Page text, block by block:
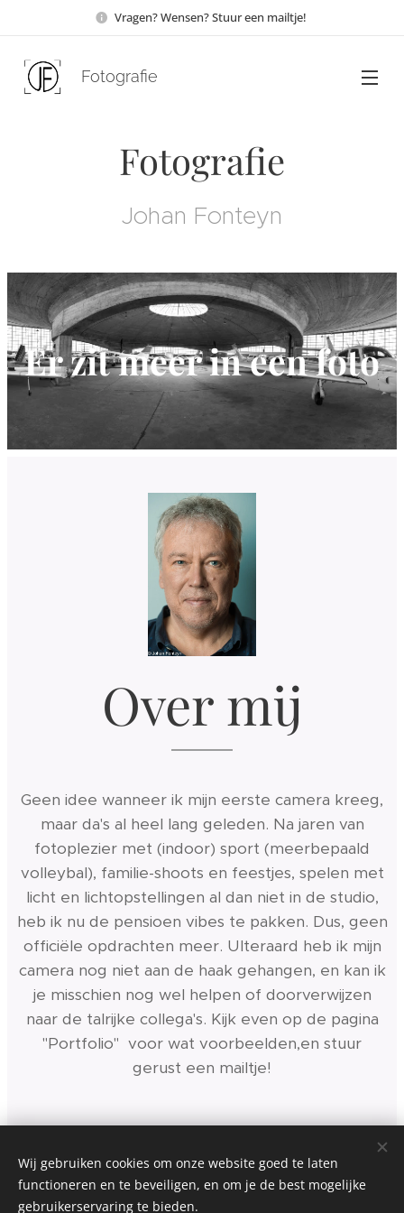
Vragen? Wensen? Stuur een mailtje!
Fotografie
Fotografie
Johan Fonteyn
Er zit meer in een foto
Over mij
Geen idee wanneer ik mijn eerste camera kreeg,
maar da's al heel lang geleden. Na jaren van
fotoplezier met (indoor) sport (meerbepaald
volleybal), familie-shoots en feestjes, spelen met
licht en lichtopstellingen al dan niet in de studio,
heb ik nu de pensioen vibes te pakken. Dus, geen
officiële opdrachten meer. UIteraard heb ik mijn
camera nog niet aan de haak gehangen, en kan ik
je misschien nog wel helpen of doorverwijzen
naar de talrijke collega's. Kijk even op de pagina
"Portfolio" voor wat voorbeelden,en stuur
gerust een mailtje!
Wij gebruiken cookies om onze website goed te laten
functioneren en te beveiligen, en om je de best mogelijke
gebruikerservaring te bieden.